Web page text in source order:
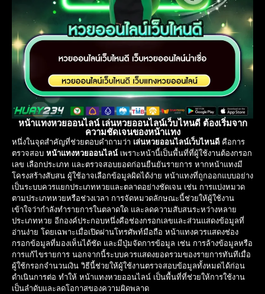
หน้าแทงหวยออนไลน์ เล่นหวยออนไลน์เว็บไหนดี ต้องเริ่มจาก
ความชัดเจนของหน้าแทง
หนึ่งในจุดสำคัญที่ช่วยตอบคำถามว่า เล่นหวยออนไลน์เว็บไหนดี คือการ
ตรวจสอบ หน้าแทงหวยออนไลน์ เพราะหน้านี้เป็นพื้นที่ที่ผู้ใช้งานต้องกรอก
เลข เลือกประเภท และตรวจสอบยอดก่อนยืนยันรายการ หากหน้าแทงมี
โครงสร้างสับสน ผู้ใช้อาจเลือกข้อมูลผิดได้ง่าย หน้าแทงที่ถูกออกแบบอย่าง
เป็นระบบควรแยกประเภทหวยและตลาดอย่างชัดเจน เช่น การแบ่งหมวด
ตามประเภทหวยหรือช่วงเวลา การจัดหมวดลักษณะนี้ช่วยให้ผู้ใช้งาน
เข้าใจว่ากำลังทำรายการในตลาดใด และลดความสับสนระหว่างหลาย
ประเภทหวย อีกองค์ประกอบหนึ่งคือช่องกรอกเลขและส่วนแสดงข้อมูลที่
อ่านง่าย โดยเฉพาะเมื่อเปิดผ่านโทรศัพท์มือถือ หน้าแทงควรแสดงช่อง
กรอกข้อมูลที่มองเห็นได้ชัด และมีปุ่มจัดการข้อมูล เช่น การล้างข้อมูลหรือ
การแก้ไขรายการ นอกจากนี้ระบบควรแสดงยอดรวมของรายการทันทีเมื่อ
ผู้ใช้กรอกจำนวนเงิน วิธีนี้ช่วยให้ผู้ใช้งานตรวจสอบข้อมูลทั้งหมดได้ก่อน
ดำเนินการต่อ ทำให้ หน้าแทงหวยออนไลน์ เป็นพื้นที่ที่ช่วยให้การใช้งาน
เป็นลำดับและลดโอกาสของความผิดพลาด